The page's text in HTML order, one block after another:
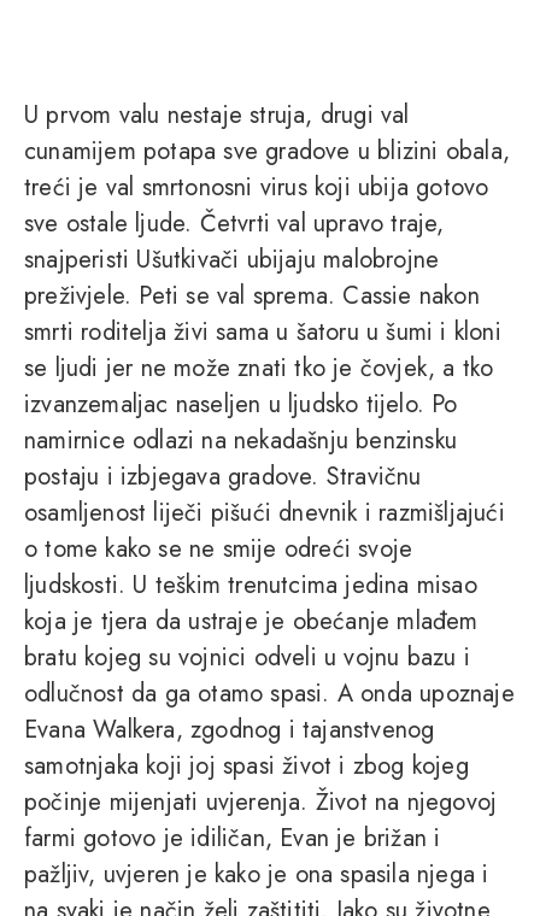
U prvom valu nestaje struja, drugi val
cunamijem potapa sve gradove u blizini obala,
treći je val smrtonosni virus koji ubija gotovo
sve ostale ljude. Četvrti val upravo traje,
snajperisti Ušutkivači ubijaju malobrojne
preživjele. Peti se val sprema. Cassie nakon
smrti roditelja živi sama u šatoru u šumi i kloni
se ljudi jer ne može znati tko je čovjek, a tko
izvanzemaljac naseljen u ljudsko tijelo. Po
namirnice odlazi na nekadašnju benzinsku
postaju i izbjegava gradove. Stravičnu
osamljenost liječi pišući dnevnik i razmišljajući
o tome kako se ne smije odreći svoje
ljudskosti. U teškim trenutcima jedina misao
koja je tjera da ustraje je obećanje mlađem
bratu kojeg su vojnici odveli u vojnu bazu i
odlučnost da ga otamo spasi. A onda upoznaje
Evana Walkera, zgodnog i tajanstvenog
samotnjaka koji joj spasi život i zbog kojeg
počinje mijenjati uvjerenja. Život na njegovoj
farmi gotovo je idiličan, Evan je brižan i
pažljiv, uvjeren je kako je ona spasila njega i